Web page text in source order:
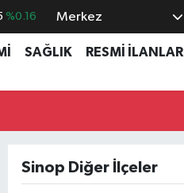
%0.16
%0
%0.12
%70
Merkez
SAĞLIK
RESMİ İLANLAR
Sinop Diğer İlçeler